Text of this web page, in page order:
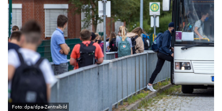
dpa/dpa-Zentralbild